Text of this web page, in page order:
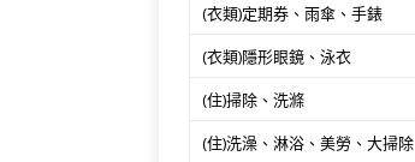
(衣類)定期券、雨傘、手錶
(衣類)隱形眼鏡、泳衣
(住)掃除、洗滌
(住)洗澡、淋浴、美勞、大掃除